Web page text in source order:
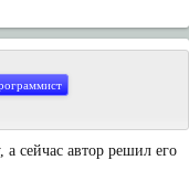
сейчас автор решил его